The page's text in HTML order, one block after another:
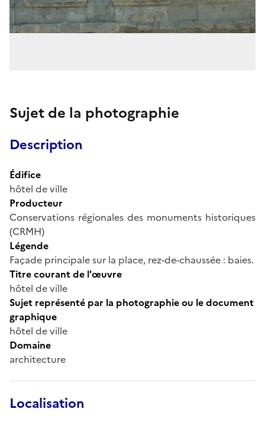
Sujet de la photographie
Description
Édifice
hôtel de ville
Producteur
Conservations régionales des monuments historiques
(CRMH)
Légende
Façade principale sur la place, rez-de-chaussée : baies.
Titre courant de l'œuvre
hôtel de ville
Sujet représenté par la photographie ou le document
graphique
hôtel de ville
Domaine
architecture
Localisation